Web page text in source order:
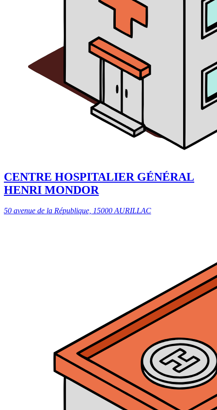
CENTRE HOSPITALIER GÉNÉRAL
HENRI MONDOR
50 avenue de la République, 15000 AURILLAC